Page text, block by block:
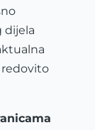
dijela
redovito